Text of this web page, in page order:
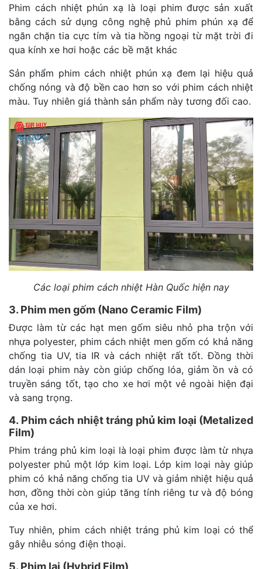
Phim cách nhiệt phún xạ là loại phim được sản xuất
bằng cách sử dụng công nghệ phủ phim phún xạ để
ngăn chặn tia cực tím và tia hồng ngoại từ mặt trời đi
qua kính xe hơi hoặc các bề mặt khác
Sản phẩm phim cách nhiệt phún xạ đem lại hiệu quả
chống nóng và độ bền cao hơn so với phim cách nhiệt
màu. Tuy nhiên giá thành sản phẩm này tương đối cao.
Các loại phim cách nhiệt Hàn Quốc hiện nay
3. Phim men gốm (Nano Ceramic Film)
Được làm từ các hạt men gốm siêu nhỏ pha trộn với
nhựa polyester, phim cách nhiệt men gốm có khả năng
chống tia UV, tia IR và cách nhiệt rất tốt. Đồng thời
dán loại phim này còn giúp chống lóa, giảm ồn và có
truyền sáng tốt, tạo cho xe hơi một vẻ ngoài hiện đại
và sang trọng.
4. Phim cách nhiệt tráng phủ kim loại (Metalized
Film)
Phim tráng phủ kim loại là loại phim được làm từ nhựa
polyester phủ một lớp kim loại. Lớp kim loại này giúp
phim có khả năng chống tia UV và giảm nhiệt hiệu quả
hơn, đồng thời còn giúp tăng tính riêng tư và độ bóng
của xe hơi.
Tuy nhiên, phim cách nhiệt tráng phủ kim loại có thể
gây nhiễu sóng điện thoại.
5. Phim lai (Hybrid Film)